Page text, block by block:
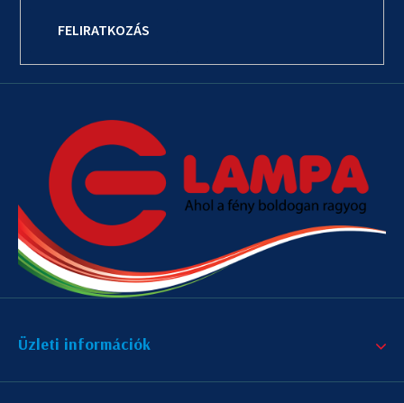
FELIRATKOZÁS
Üzleti információk